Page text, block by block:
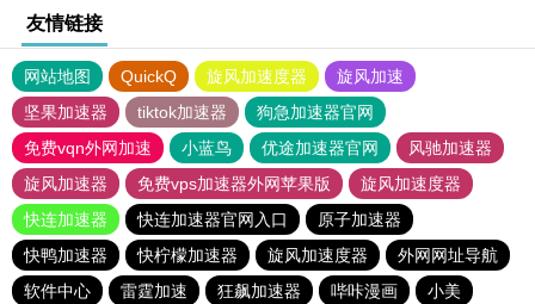
友情链接
网站地图 QuickQ 旋风加速度器
旋风加速
坚果加速器
tiktok加速器
狗急加速器官网
免费vqn外网加速
小蓝鸟 优途加速器官网
风驰加速器
旋风加速器
免费vps加速器外网苹果版
旋风加速度器
快连加速器
快连加速器官网入口
原子加速器
快鸭加速器
快柠檬加速器 旋风加速度器
外网网址导航
软件中心
雷霆加速 狂飙加速器 哔咔漫画
小美